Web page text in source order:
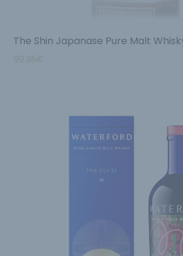
The Shin Japanase Pure Malt
99.95€